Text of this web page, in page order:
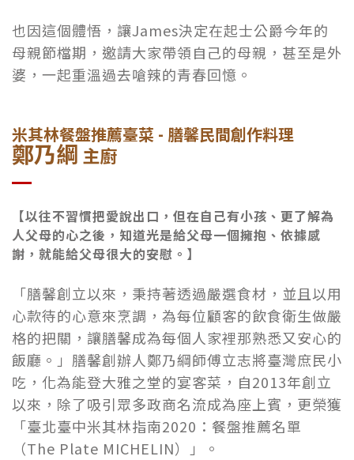
也因這個體悟，讓James決定在起士公爵今年的
母親節檔期，邀請大家帶領自己的母親，甚至是外
婆，一起重溫過去嗆辣的青春回憶。
米其林餐盤推薦臺菜 - 膳馨民間創作料理
鄭乃綱 主廚
【以往不習慣把愛說出口，但在自己有小孩、更了解為
人父母的心之後，知道光是給父母一個擁抱、依據感
謝，就能給父母很大的安慰。】
「膳馨創立以來，秉持著透過嚴選食材，並且以用
心款待的心意來烹調，為每位顧客的飲食衛生做嚴
格的把關，讓膳馨成為每個人家裡那熟悉又安心的
飯廳。」膳馨創辦人鄭乃綱師傅立志將臺灣庶民小
吃，化為能登大雅之堂的宴客菜，自2013年創立
以來，除了吸引眾多政商名流成為座上賓，更榮獲
「臺北臺中米其林指南2020：餐盤推薦名單
（The Plate MICHELIN）」。